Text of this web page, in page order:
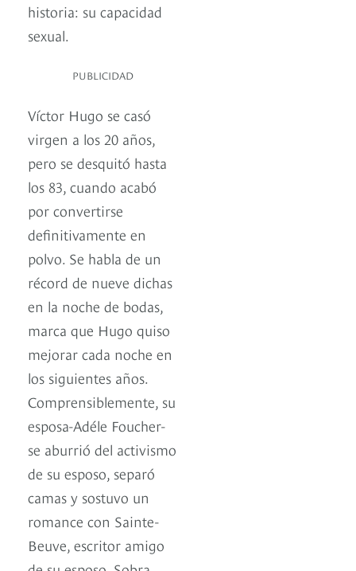
historia: su capacidad
sexual.
PUBLICIDAD
Víctor Hugo se casó
virgen a los 20 años,
pero se desquitó hasta
los 83, cuando acabó
por convertirse
definitivamente en
polvo. Se habla de un
récord de nueve dichas
en la noche de bodas,
marca que Hugo quiso
mejorar cada noche en
los siguientes años.
Comprensiblemente, su
esposa-Adéle Foucher-
se aburrió del activismo
de su esposo, separó
camas y sostuvo un
romance con Sainte-
Beuve, escritor amigo